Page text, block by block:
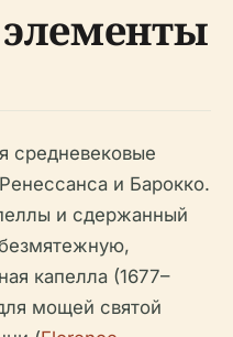
средневековые
и Барокко.
и сдержанный
капелла (1677–
мощей святой